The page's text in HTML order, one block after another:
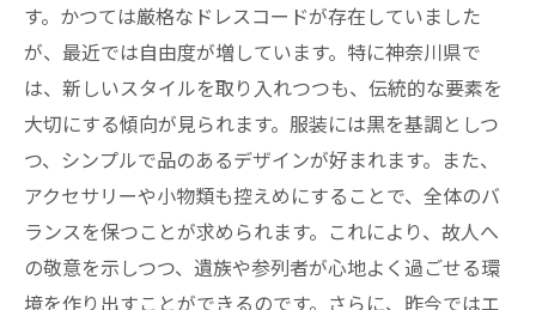
す。かつては厳格なドレスコードが存在していました
が、最近では自由度が増しています。特に神奈川県で
は、新しいスタイルを取り入れつつも、伝統的な要素を
大切にする傾向が見られます。服装には黒を基調としつ
つ、シンプルで品のあるデザインが好まれます。また、
アクセサリーや小物類も控えめにすることで、全体のバ
ランスを保つことが求められます。これにより、故人へ
の敬意を示しつつ、遺族や参列者が心地よく過ごせる環